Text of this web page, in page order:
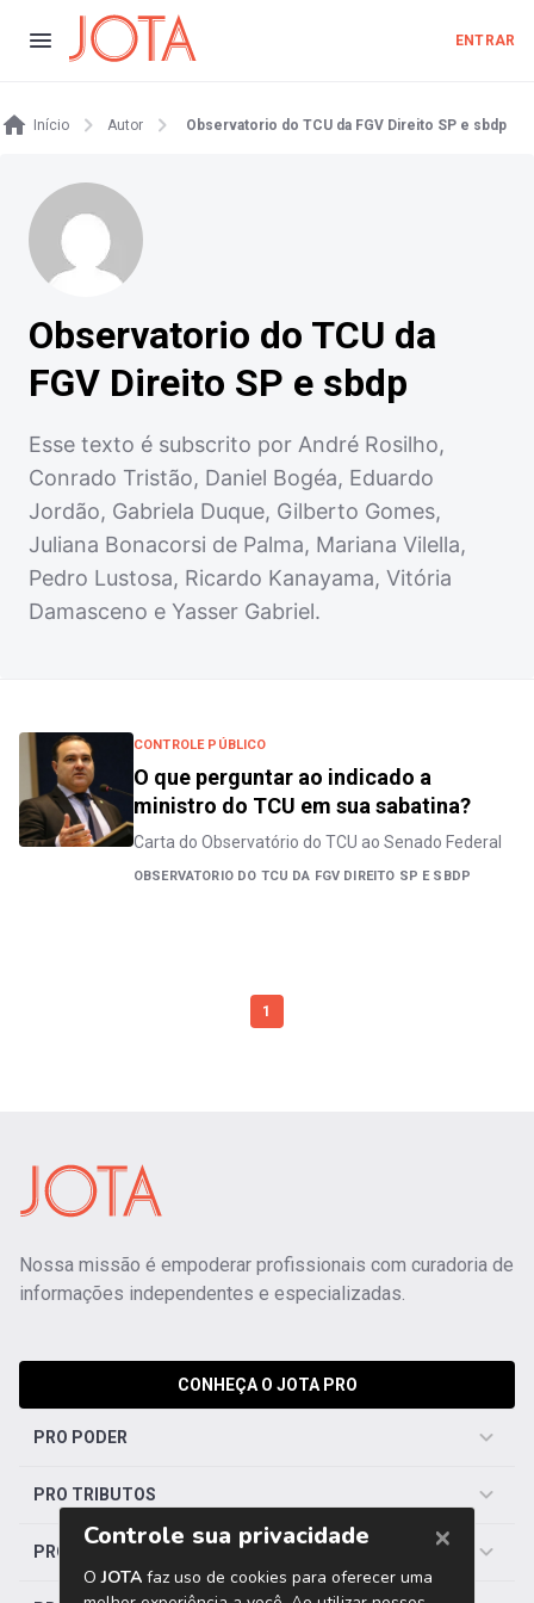
ENTRAR
Início Autor Observatorio do TCU da FGV Direito SP e sbdp
Observatorio do TCU da
FGV Direito SP e sbdp
Esse texto é subscrito por André Rosilho,
Conrado Tristão, Daniel Bogéa, Eduardo
Jordão, Gabriela Duque, Gilberto Gomes,
Juliana Bonacorsi de Palma, Mariana Vilella,
Pedro Lustosa, Ricardo Kanayama, Vitória
Damasceno e Yasser Gabriel.
CONTROLE PÚBLICO
O que perguntar ao indicado a
ministro do TCU em sua sabatina?
Carta do Observatório do TCU ao Senado Federal
OBSERVATORIO DO TCU DA FGV DIREITO SP E SBDP
1
Nossa missão é empoderar profissionais com curadoria de
informações independentes e especializadas.
CONHEÇA O JOTA PRO
PRO PODER
PRO TRIBUTOS
PRO TRABALHISTA